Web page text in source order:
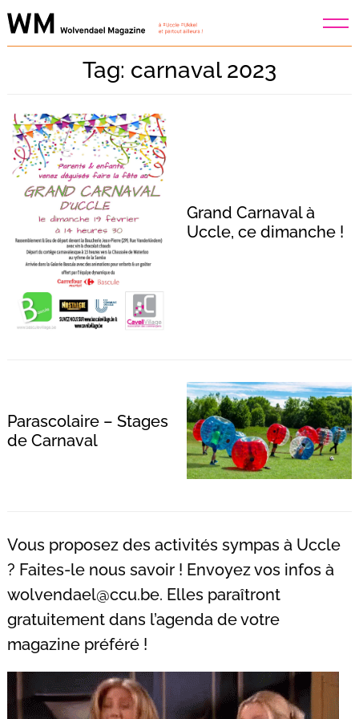
Skip
to
Tag: carnaval 2023
Grand Carnaval à
Uccle, ce dimanche !
Parascolaire – Stages
de Carnaval
Vous proposez des activités sympas à Uccle
? Faites-le nous savoir ! Envoyez vos infos à
wolvendael@ccu.be. Elles paraîtront
gratuitement dans l’agenda de votre
magazine préféré !
Recherche